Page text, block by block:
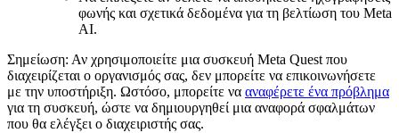
φωνής και σχετικά δεδομένα για τη βελτίωση του Meta
AI.
Σημείωση: Αν χρησιμοποιείτε μια συσκευή Meta Quest που
διαχειρίζεται ο οργανισμός σας, δεν μπορείτε να επικοινωνήσετε
με την υποστήριξη. Ωστόσο, μπορείτε να αναφέρετε ένα πρόβλημα
για τη συσκευή, ώστε να δημιουργηθεί μια αναφορά σφαλμάτων
που θα ελέγξει ο διαχειριστής σας.